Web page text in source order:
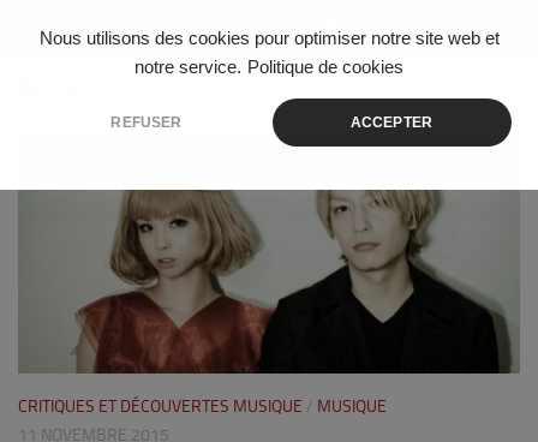
Nous utilisons des cookies pour optimiser notre site web et
notre service. Politique de cookies
REFUSER ACCEPTER
Skip to content
CRITIQUES ET DÉCOUVERTES MUSIQUE / MUSIQUE
11 NOVEMBRE 2015